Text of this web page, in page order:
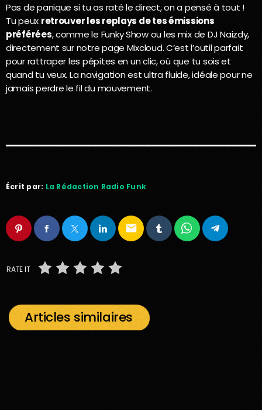
Pas de panique si tu as raté le direct, on a pensé à tout !
Tu peux retrouver les replays de tes émissions
préférées, comme le Funky Show ou les mix de DJ Naizdy,
directement sur notre page Mixcloud. C’est l’outil parfait
pour rattraper les pépites en un clic, où que tu sois et
quand tu veux. La navigation est ultra fluide, idéale pour ne
jamais perdre le fil du mouvement.
Écrit par: La Rédaction Radio Funk
email
RATE IT
Articles similaires